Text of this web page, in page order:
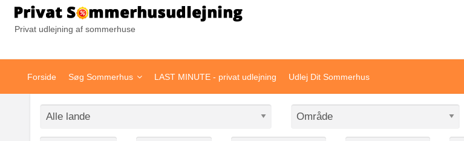
Privat udlejning af sommerhuse
Forside Søg Sommerhus LAST MINUTE - privat udlejning Udlej Dit Sommerhus